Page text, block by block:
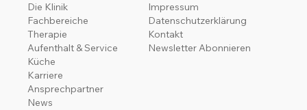
Die Klinik
Fachbereiche
Therapie
Aufenthalt & Service
Küche
Karriere
Ansprechpartner
News
Impressum
Datenschutzerklärung
Kontakt
Newsletter Abonnieren